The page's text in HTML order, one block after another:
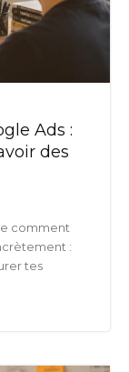
Ads :
des
comment
:
tes